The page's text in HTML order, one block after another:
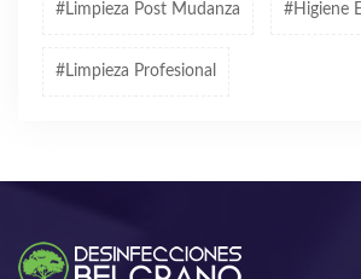
#limpieza Post Mudanza #higiene
#limpieza Profesional